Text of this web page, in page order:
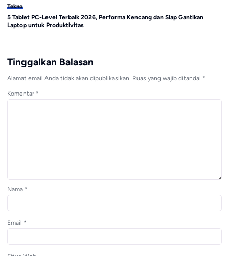
Tekno
5 Tablet PC-Level Terbaik 2026, Performa Kencang dan Siap Gantikan
Laptop untuk Produktivitas
Tinggalkan Balasan
Alamat email Anda tidak akan dipublikasikan. Ruas yang wajib ditandai *
Komentar *
Nama *
Email *